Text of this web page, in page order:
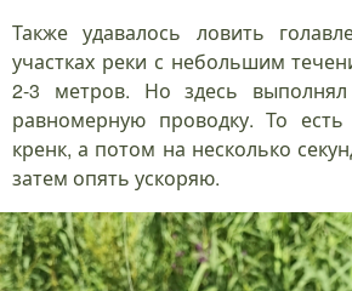
Также удавалось ловить
участках реки с небольшим
2-3 метров. Но здесь выполнял
равномерную проводку. То
кренк, а потом на несколько
затем опять ускоряю.